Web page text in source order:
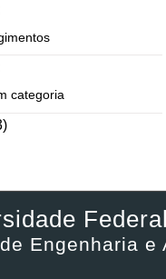
categoria
Engenharia e